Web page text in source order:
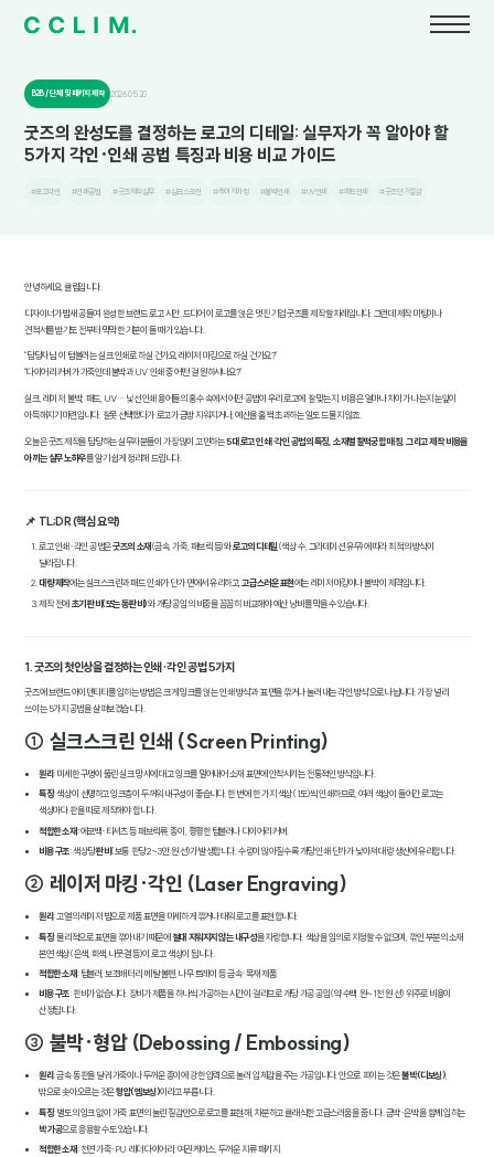
B2B / 단체 및 패키지 제작 2026.05.20
굿즈의 완성도를 결정하는 로고의 디테일: 실무자가 꼭 알아야 할
5가지 각인·인쇄 공법 특징과 비용 비교 가이드
#로고각인 #인쇄공법 #굿즈제작실무 #실크스크린 #레이저마킹 #불박인쇄 #UV인쇄 #패드인쇄 #굿즈단가절감
안녕하세요, 클림입니다.
디자이너가 밤새 공들여 완성한 브랜드 로고 시안. 드디어 이 로고를 얹은 멋진 기업 굿즈를 제작할 차례입니다. 그런데 제작 미팅이나
견적서를 받기도 전부터 막막한 기분이 들 때가 있습니다.
"담당자님, 이 텀블러는 실크 인쇄로 하실 건가요, 레이저 마킹으로 하실 건가요?"
"다이어리 커버가 가죽인데 불박과 UV 인쇄 중 어떤 걸 원하시나요?"
실크, 레이저, 불박, 패드, UV… 낯선 인쇄 용어들의 홍수 속에서 어떤 공법이 우리 로고에 잘 맞는지, 비용은 얼마나 차이가 나는지 눈앞이
아득해지기 마련입니다. 잘못 선택했다가 로고가 금방 지워지거나, 예산을 훌쩍 초과하는 일도 드물지 않죠.
오늘은 굿즈 제작을 담당하는 실무자분들이 가장 많이 고민하는5대 로고 인쇄·각인 공법의 특징, 소재별 찰떡궁합 매칭, 그리고 제작 비용을
아끼는 실무 노하우를 알기 쉽게 정리해 드립니다.
📌 TL;DR (핵심 요약)
로고 인쇄·각인 공법은굿즈의 소재 (금속, 가죽, 패브릭 등)와로고의 디테일 (색상 수, 그라데이션 유무)에 따라 최적의 방식이
달라집니다.
대량 제작에는 실크스크린과 패드 인쇄가 단가 면에서 유리하고,고급스러운 표현에는 레이저 마킹이나 불박이 제격입니다.
제작 전에 초기 판비(또는 동판비)와 개당 공임의 비중을 꼼꼼히 비교해야 예산 낭비를 막을 수 있습니다.
1. 굿즈의 첫인상을 결정하는 인쇄·각인 공법 5가지
굿즈에 브랜드 아이덴티티를 입히는 방법은 크게 '잉크를 얹는 인쇄 방식'과 '표면을 깎거나 눌러내는 각인 방식'으로 나뉩니다. 가장 널리
쓰이는 5가지 공법을 살펴보겠습니다.
① 실크스크린 인쇄 (Screen Printing)
원리 : 미세한 구멍이 뚫린 실크 망사에 대고 잉크를 밀어내어 소재 표면에 안착시키는 전통적인 방식입니다.
특징: 색상이 선명하고 잉크층이 두꺼워 내구성이 좋습니다. 한 번에 한 가지 색상(1도)씩 인쇄하므로, 여러 색상이 들어간 로고는
색상마다 판을 따로 제작해야 합니다.
적합한 소재 : 에코백·티셔츠 등 패브릭류, 종이, 평평한 텀블러나 다이어리 커버.
비용 구조: 색상당판비 (보통 판당 2~3만 원 선)가 발생합니다. 수량이 많아질수록 개당 인쇄 단가가 낮아져 대량 생산에 유리합니다.
② 레이저 마킹·각인 (Laser Engraving)
원리 : 고열의 레이저 빔으로 제품 표면을 미세하게 깎거나 태워 로고를 표현합니다.
특징: 물리적으로 표면을 깎아내기 때문에 절대 지워지지 않는 내구성을 자랑합니다. 색상을 임의로 지정할 수 없으며, 깎인 부분의 소재
본연 색상(은색, 회색, 나뭇결 등)이 로고 색상이 됩니다.
적합한 소재 : 텀블러, 보조배터리, 메탈 볼펜, 나무 트레이 등 금속·목재 제품.
비용 구조: 판비가 없습니다. 장비가 제품을 하나씩 가공하는 시간이 걸리므로 개당 가공 공임(약 수백 원~1천 원 선) 위주로 비용이
산정됩니다.
③ 불박·형압 (Debossing / Embossing)
원리 : 금속 동판을 달궈 가죽이나 두꺼운 종이에 강한 압력으로 눌러 입체감을 주는 가공입니다. 안으로 파이는 것은불박(디보싱),
밖으로 솟아오르는 것은형압(엠보싱)이라고 부릅니다.
특징: 별도의 잉크 없이 가죽 표면의 눌린 질감만으로 로고를 표현해, 차분하고 클래식한 고급스러움을 줍니다. 금박·은박을 함께 입히는
박 가공으로 응용할 수도 있습니다.
적합한 소재 : 천연 가죽·PU 레더 다이어리, 여권 케이스, 두꺼운 지류 패키지.